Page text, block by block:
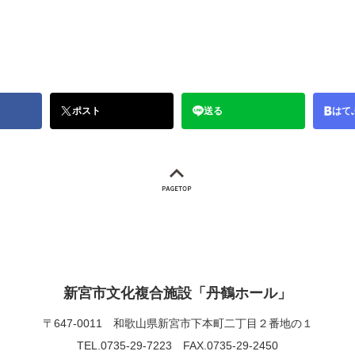
ポスト 送る はて
新宮市文化複合施設「丹鶴ホール」
〒647-0011 和歌山県新宮市下本町二丁目２番地の１
TEL.0735-29-7223 FAX.0735-29-2450